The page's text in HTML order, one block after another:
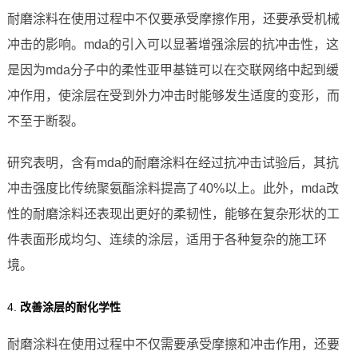
耐磨涂料在使用过程中不仅要承受摩擦作用，还要承受机械
冲击的影响。mda的引入可以显著增强涂层的抗冲击性，这
是因为mda分子中的柔性亚甲基链可以在交联网络中起到缓
冲作用，使涂层在受到外力冲击时能够发生适度的变形，而
不至于断裂。
研究表明，含有mda的耐磨涂料在经过抗冲击试验后，其抗
冲击强度比传统聚氨酯涂料提高了40%以上。此外，mda改
性的耐磨涂料还表现出更好的柔韧性，能够在复杂形状的工
件表面形成均匀、连续的涂层，适用于各种复杂的施工环
境。
4. 改善涂层的耐化学性
耐磨涂料在使用过程中不仅需要承受摩擦和冲击作用，还要